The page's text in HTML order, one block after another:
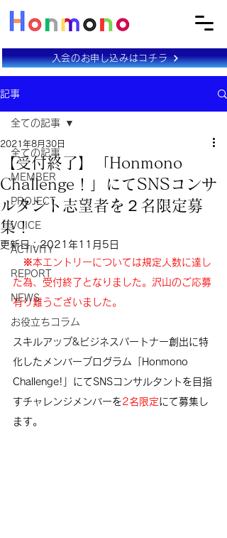
入会のお申し込みはコチラ
記事
全ての記事
MEMBER
PROJECT
VOICE
ACTIVITY
REPORT
NEWS
お役立ちコラム
全ての記事
【受付終了】「Honmono
Challenge！」にてSNSコンサ
ルタント志望者を２名限定募
集！
2021年8月30日
更新日：2021年11月5日
※本エントリーについては規定人数に達し
た為、受付終了となりました。沢山のご応募
有り難うございました。
スキルアップ&ビジネスパートナー創出に特
化したメンバープログラム「Honmono
Challenge!」にてSNSコンサルタントを目指
すチャレンジメンバーを2名限定にて募集し
ます。